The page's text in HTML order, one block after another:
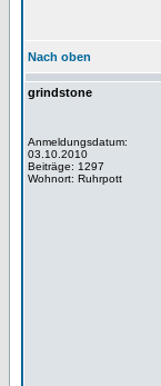
Nach oben
grindstone
Anmeldungsdatum:
03.10.2010
Beiträge: 1297
Wohnort: Ruhrpott